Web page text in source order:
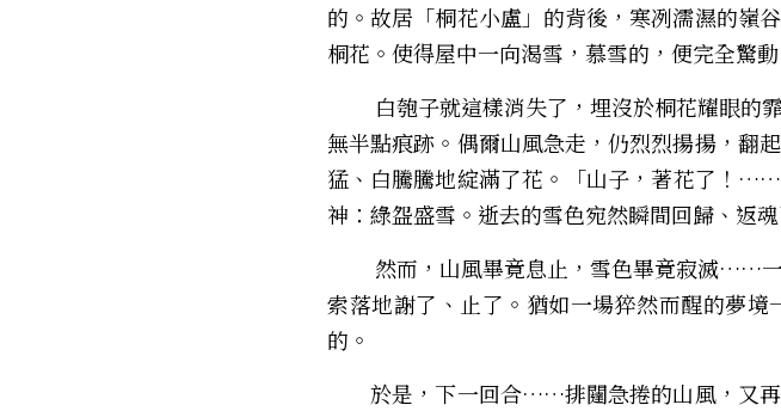
的。故居「桐花小盧」的背後，寒冽濡濕的嶺
桐花。使得屋中一向渴雪，慕雪的，便完全驚
無半點痕跡。偶爾山風急走，仍烈烈揚揚，翻
猛、白騰騰地綻滿了花。「山子，著花了！
神：綠盌盛雪。逝去的雪色宛然瞬間回歸、返
索落地謝了、止了。猶如一場猝然而醒的夢
的。
於是，下一回合……排闥急捲的山風，又再